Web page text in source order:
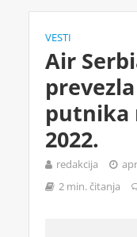
VESTI
Air
putnika
2022.
redakcija
2 min. čitanja